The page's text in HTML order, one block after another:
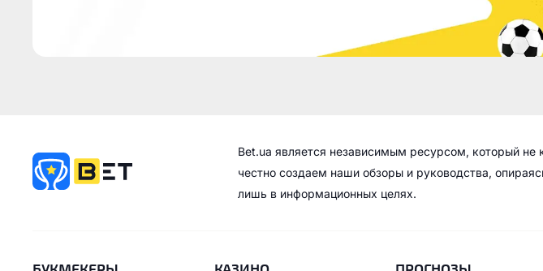
Bet.ua является независимым ресурсом, который
честно создаем наши обзоры и руководства,
лишь в информационных целях.